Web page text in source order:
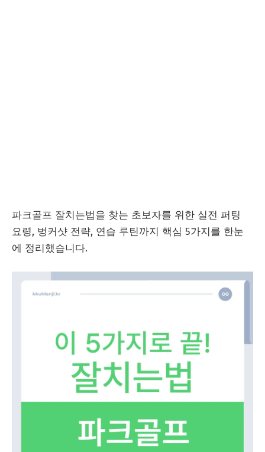
파크골프 잘치는법을 찾는 초보자를 위한 실전 퍼팅
요령, 벙커샷 전략, 연습 루틴까지 핵심 5가지를 한눈
에 정리했습니다.